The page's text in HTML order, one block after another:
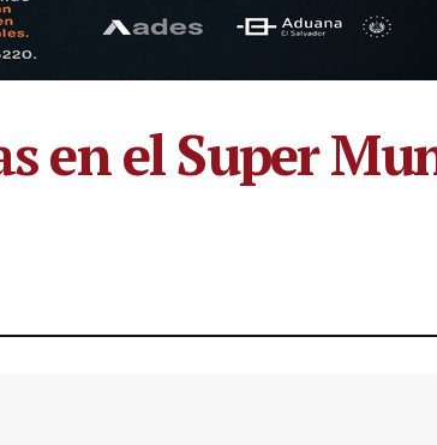
en el Super